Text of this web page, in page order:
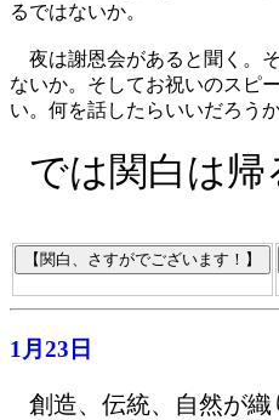
るではないか。
夜は謝恩会があると聞く。
ないか。そしてお祝いのスピ
い。何を話したらいいだろうか
では関白は帰
1月23日
創造、伝統、自然が織